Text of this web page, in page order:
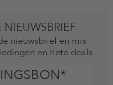
nieuwsbrief en mis
en hete deals